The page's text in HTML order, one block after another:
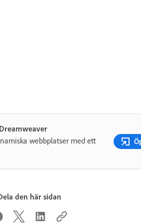
webbplatser med ett
den här sidan